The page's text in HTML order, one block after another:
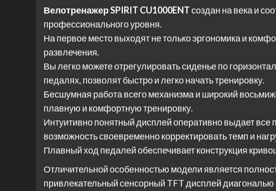
Велотренажер SPIRIT CU1000ENTсоздан на века и
профессионального уровня.
На первое место выходят не только эргономика и
развлечения.
Вы легко можете отрегулировать сиденье по
педалях, позволят быстро и легко начать тренировку.
Бесшумная работа всего механизма и широкий
плавную и комфортную тренировку.
Интуитивно понятный дисплей оперативно выдает все
возможность своевременно корректировать темп и
Плавный ход педалей обеспечивает конструкция
Отличительной особенностью модели является
привлекательный сенсорный TFT дисплей диагональю